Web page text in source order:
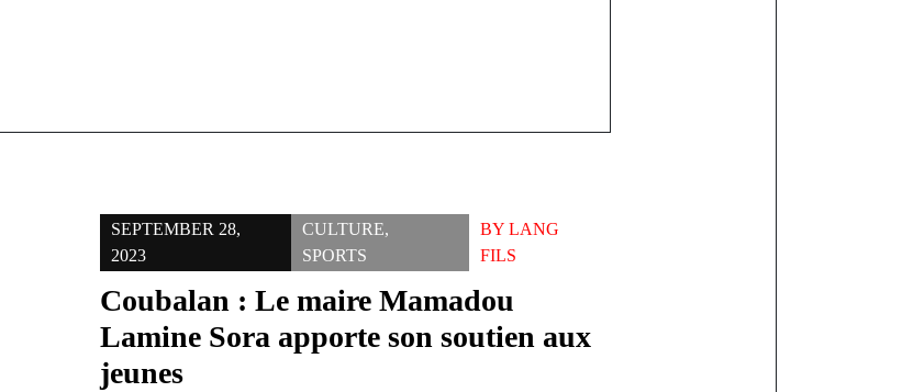
SEPTEMBER 28,
2023
CULTURE,
SPORTS
BYLANG
FILS
Coubalan : Le maire Mamadou
Lamine Sora apporte son soutien aux
jeunes